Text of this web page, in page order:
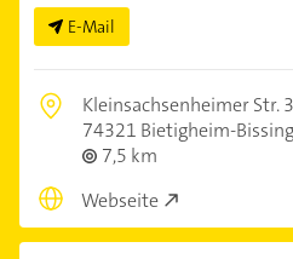
E-Mail
Kleinsachsenheimer Str.
74321 Bietigheim-
7,5 km
Webseite